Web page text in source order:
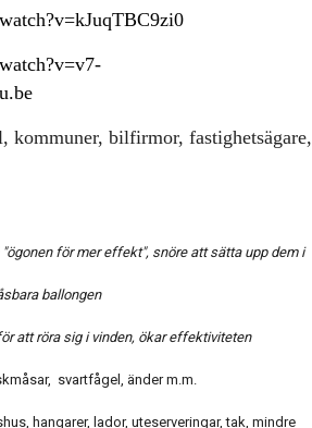
kommuner, bilfirmor, fastighetsägare,
för mer effekt", snöre att sätta upp dem i
ballongen
att röra sig i vinden, ökar effektiviteten
svartfågel, änder m.m.
hangarer, lador, uteserveringar, tak, mindre